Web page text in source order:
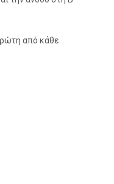
από κάθε